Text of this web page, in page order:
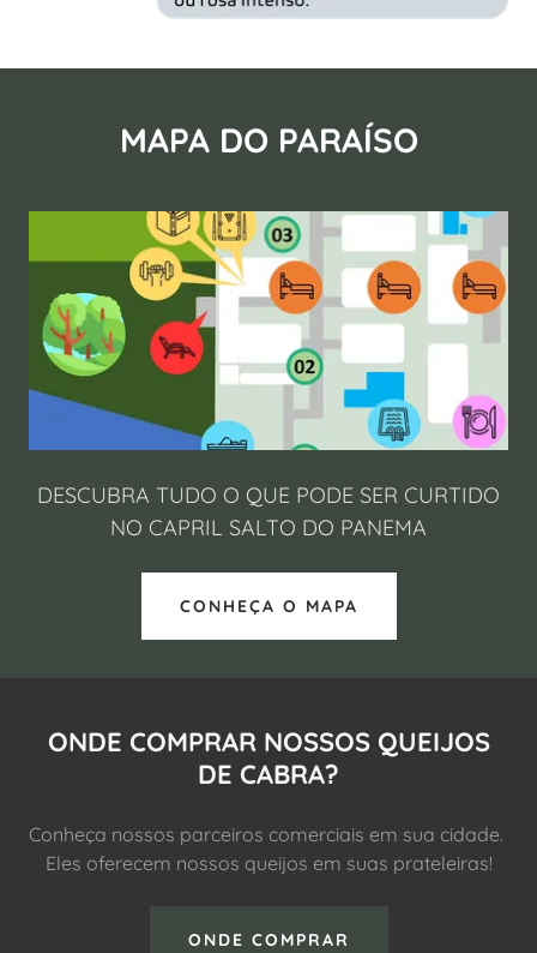
MAPA DO PARAÍSO
DESCUBRA TUDO O QUE PODE SER CURTIDO
NO CAPRIL SALTO DO PANEMA
CONHEÇA O MAPA
ONDE COMPRAR NOSSOS QUEIJOS
DE CABRA?
Conheça nossos parceiros comerciais em sua cidade.
Eles oferecem nossos queijos em suas prateleiras!
ONDE COMPRAR